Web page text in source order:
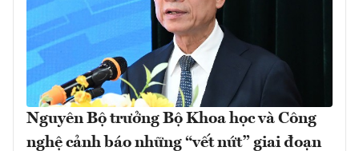
Nguyên Bộ trưởng Bộ Khoa học và Công
nghệ cảnh báo những “vết nứt” giai đoạn